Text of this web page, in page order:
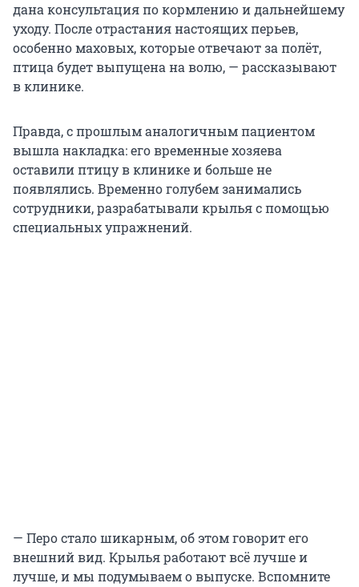
дана консультация по кормлению и дальнейшему
уходу. После отрастания настоящих перьев,
особенно маховых, которые отвечают за полёт,
птица будет выпущена на волю, — рассказывают
в клинике.
Правда, с прошлым аналогичным пациентом
вышла накладка: его временные хозяева
оставили птицу в клинике и больше не
появлялись. Временно голубем занимались
сотрудники, разрабатывали крылья с помощью
специальных упражнений.
— Перо стало шикарным, об этом говорит его
внешний вид. Крылья работают всё лучше и
лучше, и мы подумываем о выпуске. Вспомните